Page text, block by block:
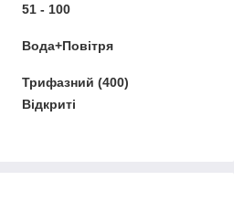
51 - 100
Вода+Повітря
Трифазний (400)
Відкриті